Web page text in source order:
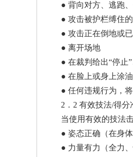
● 背向对方、逃跑
● 攻击被护栏缚住
● 攻击正在倒地或
● 离开场地
● 在裁判给出“停止
● 在脸上或身上涂油
● 任何违规行为，
2．2 有效技法/得分
当使用有效的技法
● 姿态正确（在身
● 力量有力（全力、